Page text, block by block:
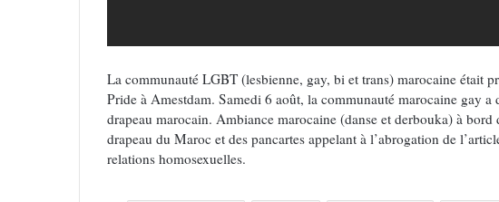
La communauté LGBT (lesbienne, gay, bi et trans) marocaine était
Pride à Amestdam. Samedi 6 août, la communauté marocaine gay
drapeau marocain. Ambiance marocaine (danse et derbouka) à
drapeau du Maroc et des pancartes appelant à l’abrogation de
relations homosexuelles.